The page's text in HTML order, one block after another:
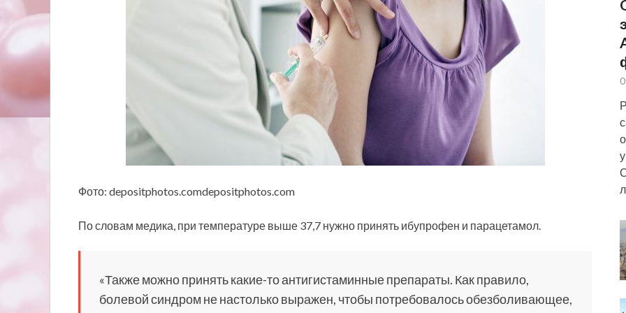
Фото: depositphotos.comdepositphotos.com
По словам медика, при температуре выше 37,7 нужно принять ибупрофен и парацетамол.
«Также можнопринять какие-то антигистаминные препараты. Как правило,
болевой синдром не настолько выражен, чтобы потребовалось обезболивающее,